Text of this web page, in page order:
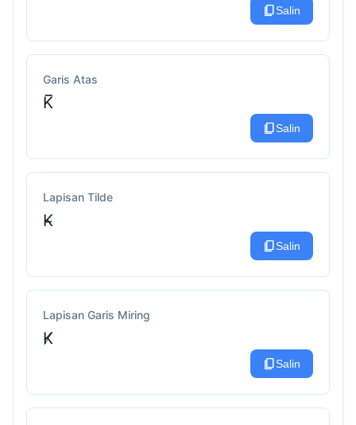
content_copySalin
Garis Atas
K̅
content_copySalin
Lapisan Tilde
K̴
content_copySalin
Lapisan Garis Miring
K̸
content_copySalin